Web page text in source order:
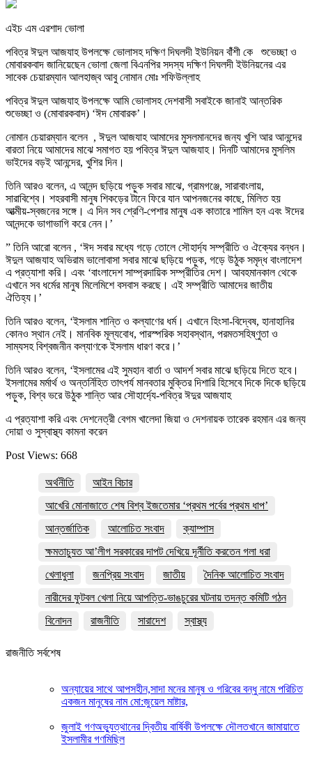
এইচ এম এরশাদ ভোলা
পবিত্র ঈদুল আজযাহ উপলক্ষে ভোলাসহ দক্ষিণ দিঘলদী ইউনিয়ন বাঁঁশী কে শুভেচ্ছা ও
মোবারকবাদ জানিয়েছেন ভোলা জেলা বিএনপির সদস্য দক্ষিণ দিঘলদী ইউনিয়নের এর
সাবেক চেয়ারম্যান আলহাজ্ব আবু নোমান মোঃ শফিউল্লাহ
পবিত্র ঈদুল আজযাহ উপলক্ষে আমি ভোলাসহ দেশবাসী সবাইকে জানাই আন্তরিক
শুভেচ্ছা ও (মোবারকবাদ) ‘ঈদ মোবারক’।
নোমান চেয়ারম্যান বলেন , ঈদুল আজযাহ আমাদের মুসলমানদের জন্য খুশি আর আনন্দের
বারতা নিয়ে আমাদের মাঝে সমাগত হয় পবিত্র ঈদুল আজযাহ। দিনটি আমাদের মুসলিম
ভাইদের বড়ই আনন্দের, খুশির দিন।
তিনি আরও বলেন, এ আনন্দ ছড়িয়ে পড়ুক সবার মাঝে, গ্রামগঞ্জে, সারাবাংলায়,
সারাবিশ্বে। শহরবাসী মানুষ শিকড়ের টানে ফিরে যান আপনজনের কাছে, মিলিত হয়
আত্মীয়-স্বজনের সঙ্গে। এ দিন সব শ্রেণি-পেশার মানুষ এক কাতারে শামিল হন এবং ঈদের
আনন্দকে ভাগাভাগি করে নেন।’
” তিনি আরো বলেন , ‘ঈদ সবার মধ্যে গড়ে তোলে সৌহার্দ্য সম্প্রীতি ও ঐক্যের বন্ধন।
ঈদুল আজযাহ অভিরাম ভালোবাসা সবার মাঝে ছড়িয়ে পড়ুক, গড়ে উঠুক সমৃদ্ধ বাংলাদেশ
এ প্রত্যাশা করি। এবং ‘বাংলাদেশ সাম্প্রদায়িক সম্প্রীতির দেশ। আবহমানকাল থেকে
এখানে সব ধর্মের মানুষ মিলেমিশে বসবাস করছে। এই সম্প্রীতি আমাদের জাতীয়
ঐতিহ্য।’
তিনি আরও বলেন, ‘ইসলাম শান্তি ও কল্যাণের ধর্ম। এখানে হিংসা-বিদ্বেষ, হানাহানির
কোনও স্থান নেই। মানবিক মূল্যবোধ, পারস্পরিক সহাবস্থান, পরমতসহিষ্ণুতা ও
সাম্যসহ বিশ্বজনীন কল্যাণকে ইসলাম ধারণ করে।’
তিনি আরও বলেন, ‘ইসলামের এই সুমহান বার্তা ও আদর্শ সবার মাঝে ছড়িয়ে দিতে হবে।
ইসলামের মর্মার্থ ও অন্তর্নিহিত তাৎপর্য মানবতার মুক্তির দিশারি হিসেবে দিকে দিকে ছড়িয়ে
পড়ুক, বিশ্ব ভরে উঠুক শান্তি আর সৌহার্দ্যে-পবিত্র ঈদুর আজযাহ
এ প্রত্যাশা করি এবং দেশনেত্রী বেগম খালেদা জিয়া ও দেশনায়ক তারেক রহমান এর জন্য
দোয়া ও সুস্বাস্থ্য কামনা করেন
Post Views: 668
অর্থনীতি
আইন বিচার
আখেরি মোনাজাতে শেষ বিশ্ব ইজতেমার ‘প্রথম পর্বের প্রথম ধাপ’
আন্তর্জাতিক
আলোচিত সংবাদ
ক্যাম্পাস
ক্ষমতাচ্যুত আ’লীগ সরকারের দাপট দেখিয়ে দূর্নীতি করতেন গলা ধরা
খেলাধুলা
জনপ্রিয় সংবাদ জাতীয়
দৈনিক আলোচিত সংবাদ
নারীদের ফুটবল খেলা নিয়ে আপত্তি-ভাঙচুরের ঘটনায় তদন্ত কমিটি গঠন
বিনোদন
রাজনীতি সারাদেশ স্বাস্থ্য
রাজনীতি সর্বশেষ
অন্যায়ের সাথে আপসহীন,সাদা মনের মানুষ ও গরিবের বন্ধু নামে পরিচিত
একজন মানুষের নাম মো:জুয়েল মাষ্টার,
জুলাই গণঅভ্যুত্থানের দ্বিতীয় বার্ষিকী উপলক্ষে দৌলতখানে জামায়াতে
ইসলামীর গণমিছিল